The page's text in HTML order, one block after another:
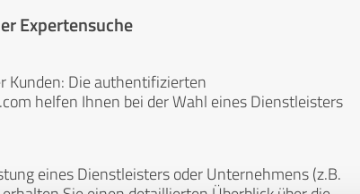
Expertensuche
Kunden: Die authentifizierten
helfen Ihnen bei der Wahl eines Dienstleisters
eines Dienstleisters oder Unternehmens (z.B.